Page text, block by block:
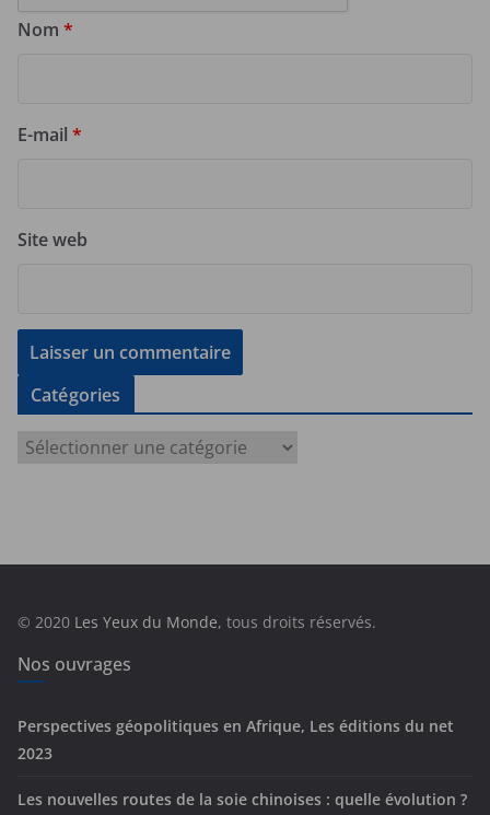
Nom *
E-mail *
Site web
Catégories
e
s
© 2020 Les Yeux du Monde, tous droits réservés.
Nos ouvrages
Perspectives géopolitiques en Afrique, Les éditions du net
2023
Les nouvelles routes de la soie chinoises : quelle évolution ?